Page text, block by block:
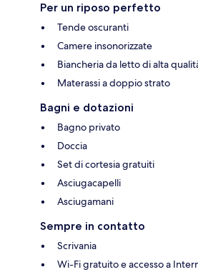
Per un riposo perfetto
Tende oscuranti
Camere insonorizzate
Biancheria da letto di alta
Materassi a doppio strato
Bagni e dotazioni
Bagno privato
Doccia
Set di cortesia gratuiti
Asciugacapelli
Asciugamani
Sempre in contatto
Scrivania
Wi-Fi gratuito e accesso a